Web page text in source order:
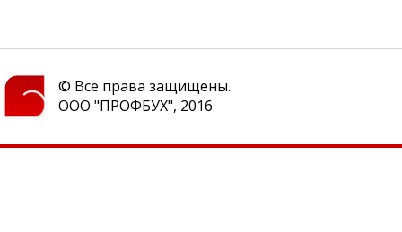
© Все права защищены.
ООО "ПРОФБУХ", 2016